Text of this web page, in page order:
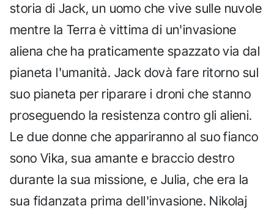
storia di Jack, un uomo che vive sulle nuvole
mentre la Terra è vittima di un'invasione
aliena che ha praticamente spazzato via dal
pianeta l'umanità. Jack dovà fare ritorno sul
suo pianeta per riparare i droni che stanno
proseguendo la resistenza contro gli alieni.
Le due donne che appariranno al suo fianco
sono Vika, sua amante e braccio destro
durante la sua missione, e Julia, che era la
sua fidanzata prima dell'invasione. Nikolaj